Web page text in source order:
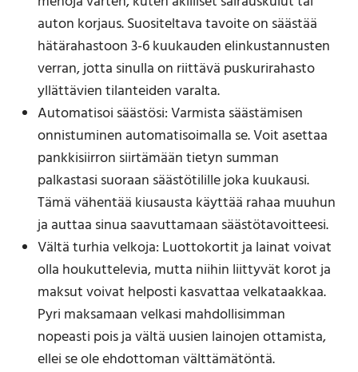
auton korjaus. Suositeltava tavoite on säästää
hätärahastoon 3-6 kuukauden elinkustannusten
verran, jotta sinulla on riittävä puskurirahasto
yllättävien tilanteiden varalta.
Automatisoi säästösi: Varmista säästämisen
onnistuminen automatisoimalla se. Voit asettaa
pankkisiirron siirtämään tietyn summan
palkastasi suoraan säästötilille joka kuukausi.
Tämä vähentää kiusausta käyttää rahaa muuhun
ja auttaa sinua saavuttamaan säästötavoitteesi.
Vältä turhia velkoja: Luottokortit ja lainat voivat
olla houkuttelevia, mutta niihin liittyvät korot ja
maksut voivat helposti kasvattaa velkataakkaa.
Pyri maksamaan velkasi mahdollisimman
nopeasti pois ja vältä uusien lainojen ottamista,
ellei se ole ehdottoman välttämätöntä.